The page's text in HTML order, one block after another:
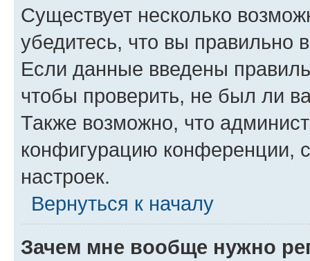
Существует несколько
убедитесь, что вы правильно
Если данные введены
чтобы проверить, не был ли
Также возможно, что
конфигурацию конференции,
настроек.
Вернуться к началу
Зачем мне вообще нужно